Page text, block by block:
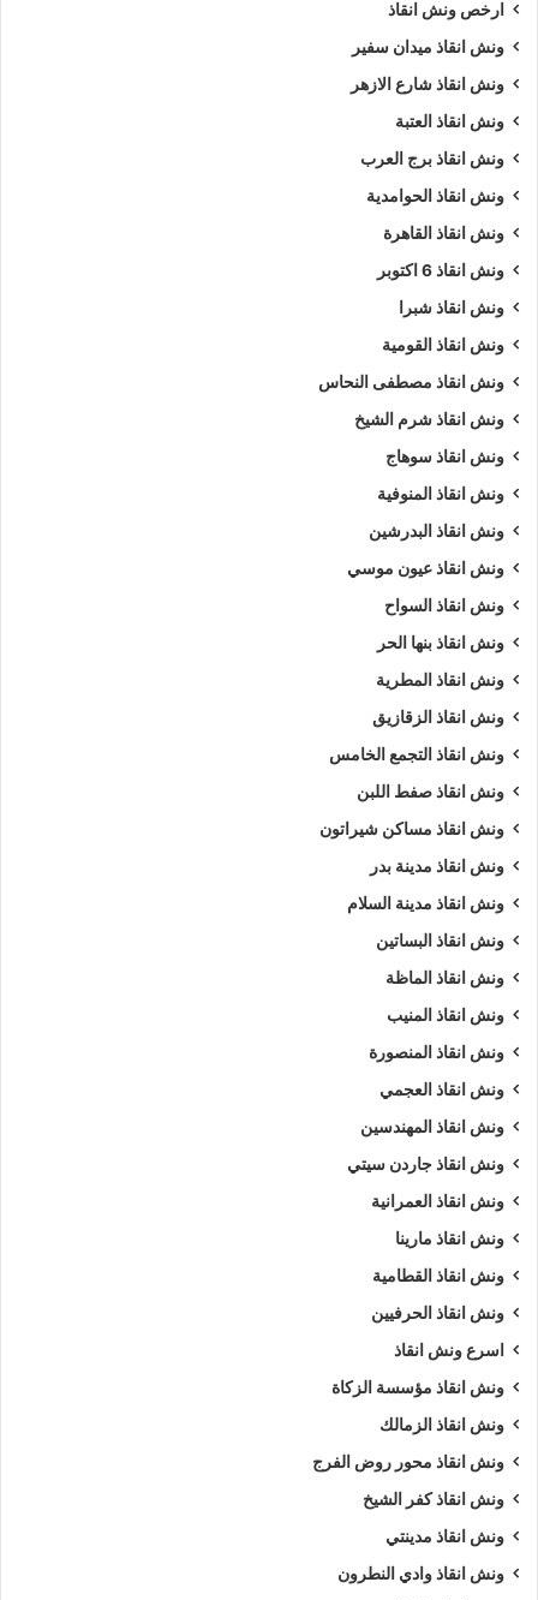
ارخص ونش انقاذ
ونش انقاذ ميدان سفير
ونش انقاذ شارع الازهر
ونش انقاذ العتبة
ونش انقاذ برج العرب
ونش انقاذ الحوامدية
ونش انقاذ القاهرة
ونش انقاذ 6 اكتوبر
ونش انقاذ شبرا
ونش انقاذ القومية
ونش انقاذ مصطفى النحاس
ونش انقاذ شرم الشيخ
ونش انقاذ سوهاج
ونش انقاذ المنوفية
ونش انقاذ البدرشين
ونش انقاذ عيون موسي
ونش انقاذ السواح
ونش انقاذ بنها الحر
ونش انقاذ المطرية
ونش انقاذ الزقازيق
ونش انقاذ التجمع الخامس
ونش انقاذ صفط اللبن
ونش انقاذ مساكن شيراتون
ونش انقاذ مدينة بدر
ونش انقاذ مدينة السلام
ونش انقاذ البساتين
ونش انقاذ الماظة
ونش انقاذ المنيب
ونش انقاذ المنصورة
ونش انقاذ العجمي
ونش انقاذ المهندسين
ونش انقاذ جاردن سيتي
ونش انقاذ العمرانية
ونش انقاذ مارينا
ونش انقاذ القطامية
ونش انقاذ الحرفيين
اسرع ونش انقاذ
ونش انقاذ مؤسسة الزكاة
ونش انقاذ الزمالك
ونش انقاذ محور روض الفرج
ونش انقاذ كفر الشيخ
ونش انقاذ مدينتي
ونش انقاذ وادي النطرون